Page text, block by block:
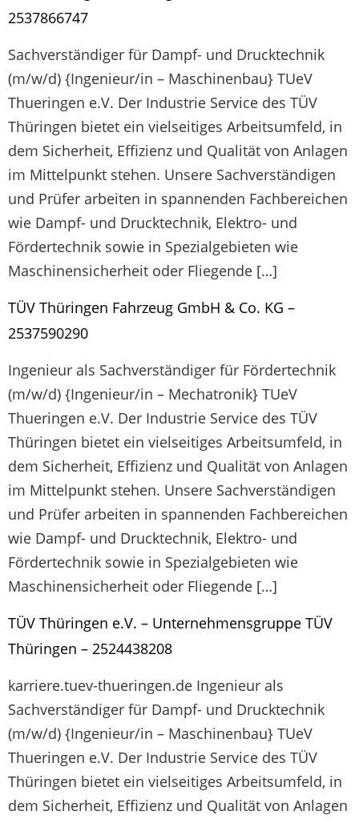
2537866747
Sachverständiger für Dampf- und Drucktechnik
(m/w/d) {Ingenieur/in – Maschinenbau} TUeV
Thueringen e.V. Der Industrie Service des TÜV
Thüringen bietet ein vielseitiges Arbeitsumfeld, in
dem Sicherheit, Effizienz und Qualität von Anlagen
im Mittelpunkt stehen. Unsere Sachverständigen
und Prüfer arbeiten in spannenden Fachbereichen
wie Dampf- und Drucktechnik, Elektro- und
Fördertechnik sowie in Spezialgebieten wie
Maschinensicherheit oder Fliegende […]
TÜV Thüringen Fahrzeug GmbH & Co. KG –
2537590290
Ingenieur als Sachverständiger für Fördertechnik
(m/w/d) {Ingenieur/in – Mechatronik} TUeV
Thueringen e.V. Der Industrie Service des TÜV
Thüringen bietet ein vielseitiges Arbeitsumfeld, in
dem Sicherheit, Effizienz und Qualität von Anlagen
im Mittelpunkt stehen. Unsere Sachverständigen
und Prüfer arbeiten in spannenden Fachbereichen
wie Dampf- und Drucktechnik, Elektro- und
Fördertechnik sowie in Spezialgebieten wie
Maschinensicherheit oder Fliegende […]
TÜV Thüringen e.V. – Unternehmensgruppe TÜV
Thüringen – 2524438208
karriere.tuev-thueringen.de Ingenieur als
Sachverständiger für Dampf- und Drucktechnik
(m/w/d) {Ingenieur/in – Maschinenbau} TUeV
Thueringen e.V. Der Industrie Service des TÜV
Thüringen bietet ein vielseitiges Arbeitsumfeld, in
dem Sicherheit, Effizienz und Qualität von Anlagen